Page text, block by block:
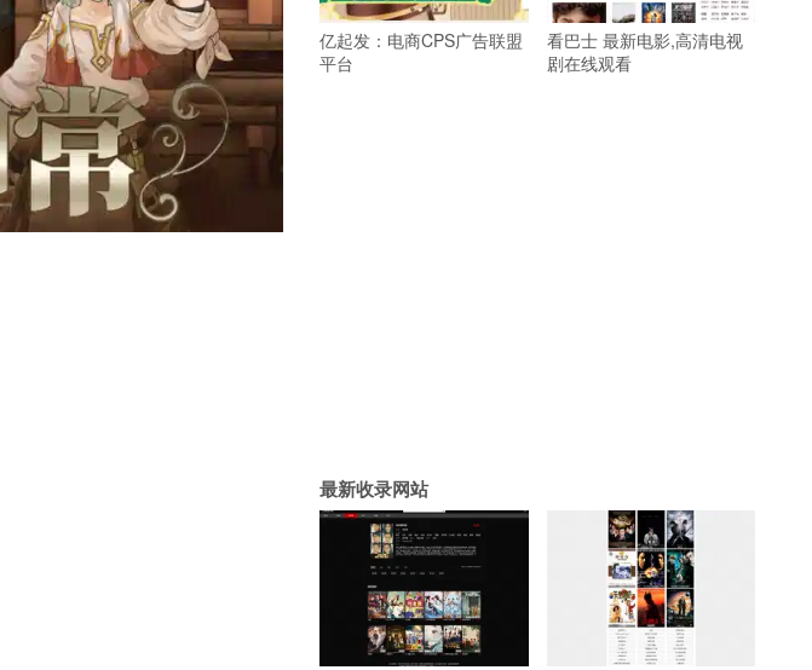
亿起发：电商CPS广告联盟
平台
看巴士 最新电影,高清电视
剧在线观看
最新收录网站